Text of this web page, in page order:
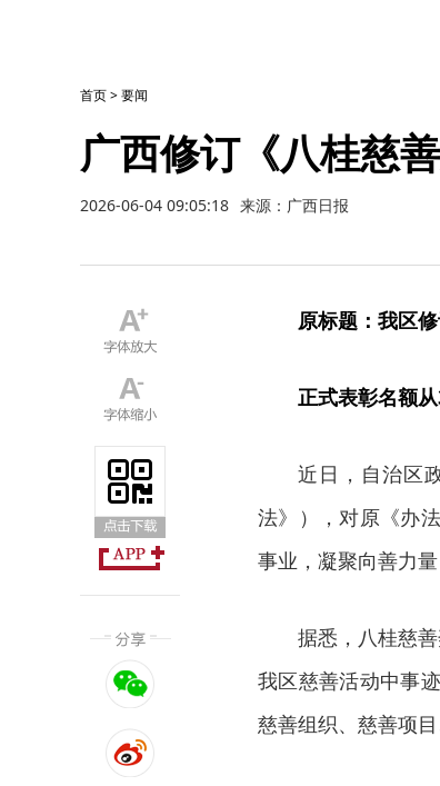
首页>要闻
广西修订《八桂慈
2026-06-04 09:05:18 来源：广西日报
原标题：我区
正式表彰名额
近日，自治区
法》），对原《办
事业，凝聚向善力
据悉，八桂慈
我区慈善活动中事
慈善组织、慈善项目